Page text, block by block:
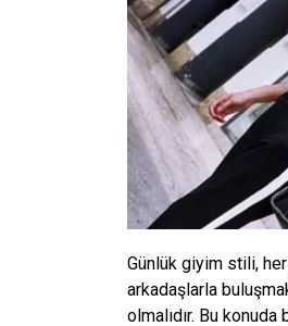
Günlük giyim stili,
arkadaşlarla
olmalıdır. Bu